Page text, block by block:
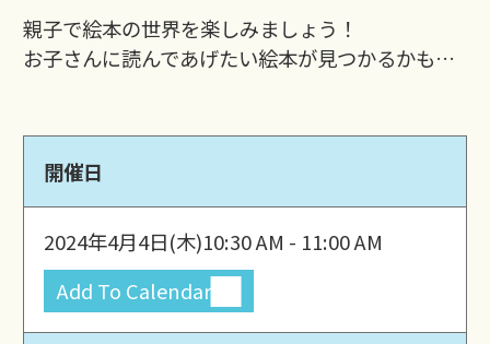
親子で絵本の世界を楽しみましょう！
お子さんに読んであげたい絵本が見つかるかも…
開催日
2024年4月4日(木)10:30 AM - 11:00 AM
Add To Calendar